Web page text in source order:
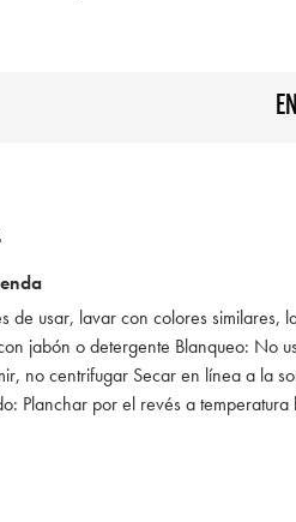
de usar, lavar con colores similares,
jabón o detergente Blanqueo: No
no centrifugar Secar en línea a la
Planchar por el revés a temperatura